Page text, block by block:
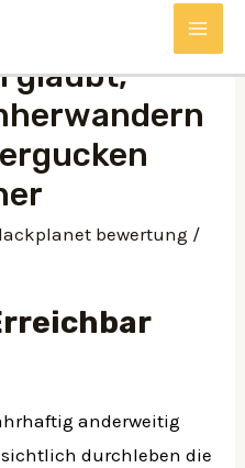
glaubt,
bewertung /
anderweitig
durchleben die